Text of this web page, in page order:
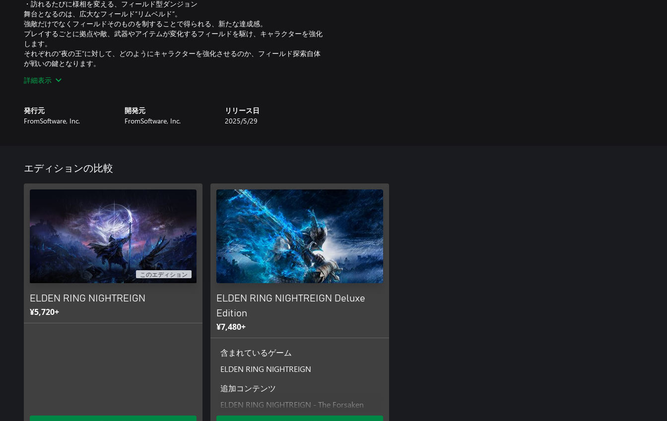
・訪れるたびに様相を変える、フィールド型ダンジョン
舞台となるのは、広大なフィールド“リムベルド”。
強敵だけでなくフィールドそのものを制することで得られる、新たな達成感。
プレイするごとに拠点や敵、武器やアイテムが変化するフィールドを駆け、キャラクターを強化
します。
それぞれの“夜の王”に対して、どのようにキャラクターを強化させるのか、フィールド探索自体
が戦いの鍵となります。
・夜に抗う戦士たち
さらに、特別なダガーで敵を傷つけ弱点を作り出す搦手や、その場に巨大な墓石を呼び出す大技
まで、キャラクターたちが持つ固有の“スキル”と“アーツ”が戦闘にダイナミックな駆け引きを生み
詳細表示
発行元
FromSoftware, Inc.
開発元
FromSoftware, Inc.
リリース日
2025/5/29
エディションの比較
このエディション
ELDEN RING NIGHTREIGN
¥5,720+
ELDEN RING NIGHTREIGN Deluxe
Edition
¥7,480+
含まれているゲーム
ELDEN RING NIGHTREIGN
追加コンテンツ
ELDEN RING NIGHTREIGN - The Forsaken
Hollows